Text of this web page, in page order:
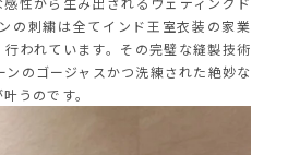
の刺繍は全てインド王室衣装の家業
われています。その完璧な縫製技術
ンのゴージャスかつ洗練された絶妙な
うのです。